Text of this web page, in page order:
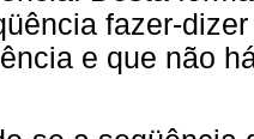
fazer-
e que não